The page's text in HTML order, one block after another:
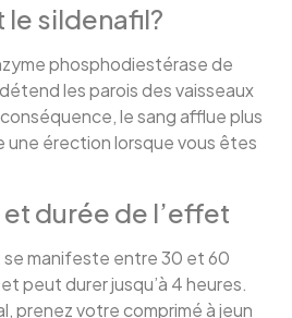
sildenafil?
phosphodiestérase de
les parois des vaisseaux
le sang afflue plus
érection lorsque vous êtes
durée de l’effet
manifeste entre 30 et 60
peut durer jusqu’à 4 heures.
prenez votre comprimé à jeun